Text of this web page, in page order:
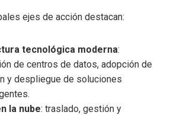
ejes de acción destacan:
tecnológica moderna:
de centros de datos, adopción de
y despliegue de soluciones
la nube: traslado, gestión y